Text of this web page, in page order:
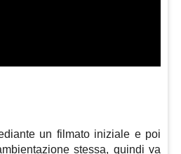
un filmato iniziale e poi
stessa, quindi va